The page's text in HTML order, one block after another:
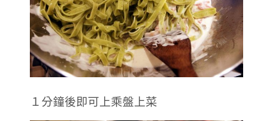
１分鐘後即可上乘盤上菜